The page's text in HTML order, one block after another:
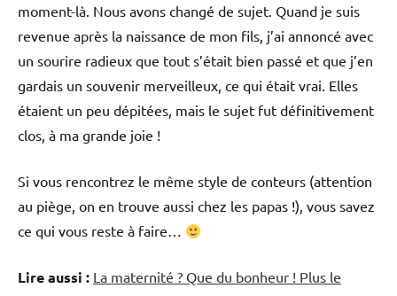
moment-là. Nous avons changé de sujet. Quand je suis
revenue après la naissance de mon fils, j’ai annoncé avec
un sourire radieux que tout s’était bien passé et que j’en
gardais un souvenir merveilleux, ce qui était vrai. Elles
étaient un peu dépitées, mais le sujet fut définitivement
clos, à ma grande joie !
Si vous rencontrez le même style de conteurs (attention
au piège, on en trouve aussi chez les papas !), vous savez
ce qui vous reste à faire…
Lire aussi : La maternité ? Que du bonheur ! Plus le